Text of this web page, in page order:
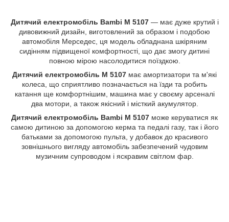
Дитячий електромобіль Bambi M 5107— має дуже крутий і
дивовижний дизайн, виготовлений за образом і подобою
автомобіля Мерседес, ця модель обладнана шкіряним
сидінням підвищеної комфортності, що дає змогу дитині
повною мірою насолодитися поїздкою.
Дитячий електромобіль M 5107 має амортизатори та м'які
колеса, що сприятливо позначається на їзди та робить
катання ще комфортнішим, машина має у своєму арсеналі
два мотори, а також якісний і місткий акумулятор.
Дитячий електромобіль Bambi M 5107 може керуватися як
самою дитиною за допомогою керма та педалі газу, так і його
батьками за допомогою пульта, у добавок до красивого
зовнішнього вигляду автомобіль забезпечений чудовим
музичним супроводом і яскравим світлом фар.